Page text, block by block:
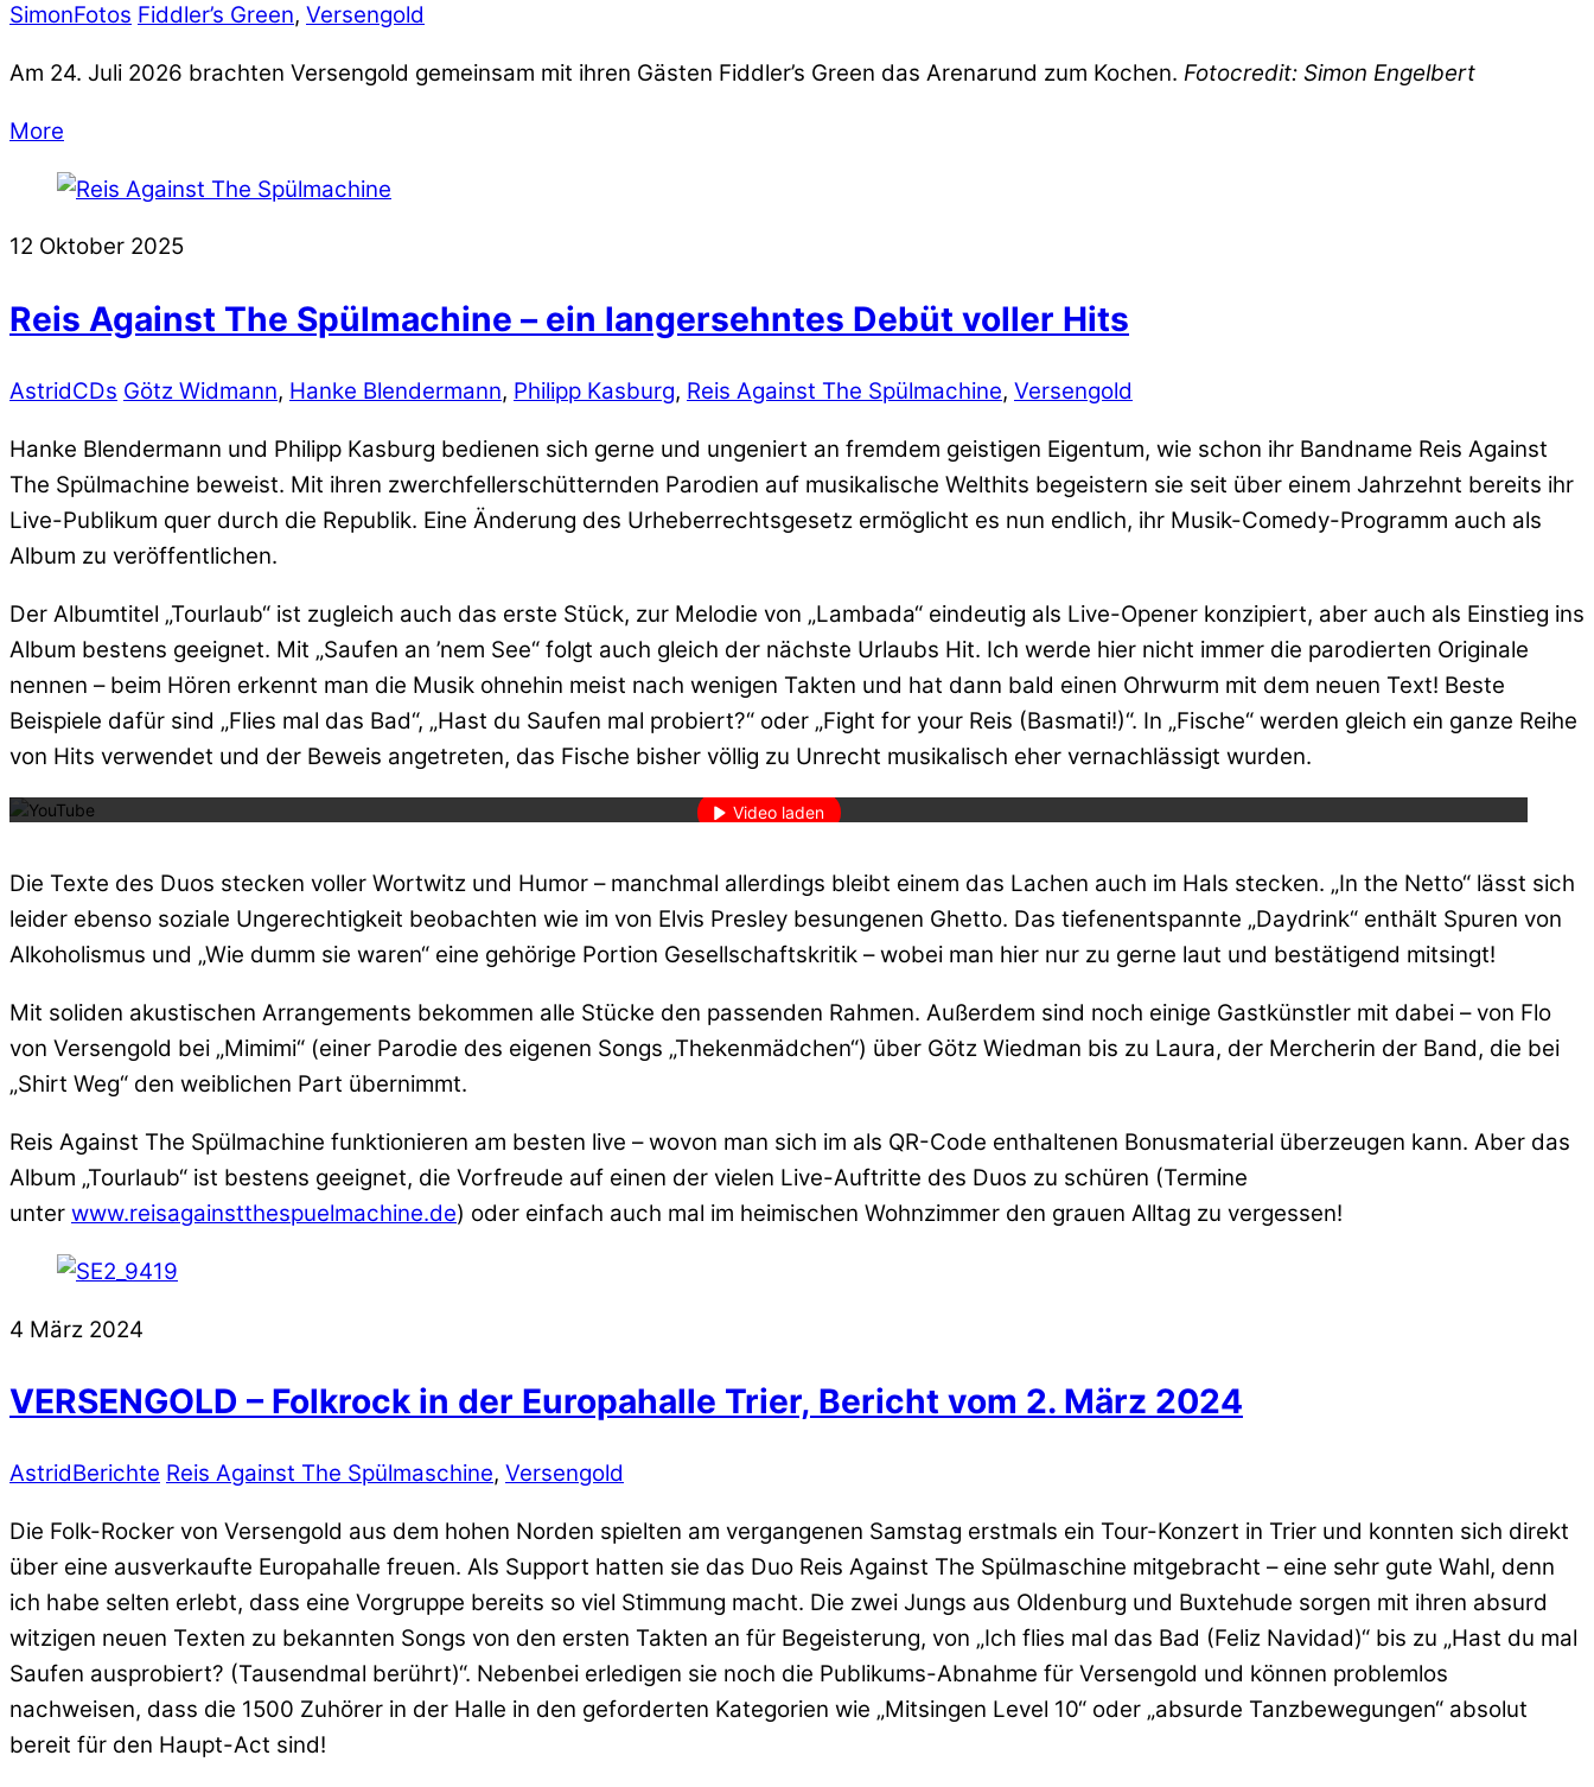
SimonFotos Fiddler’s Green, Versengold
Am 24. Juli 2026 brachten Versengold gemeinsam mit ihren Gästen Fiddler’s Green das Arenarund zum Kochen. Fotocredit: Simon Engelbert
More
12 Oktober 2025
Reis Against The Spülmachine – ein langersehntes Debüt voller Hits
AstridCDs Götz Widmann, Hanke Blendermann, Philipp Kasburg, Reis Against The Spülmachine, Versengold
Hanke Blendermann und Philipp Kasburg bedienen sich gerne und ungeniert an fremdem geistigen Eigentum, wie schon ihr Bandname Reis Against
The Spülmachine beweist. Mit ihren zwerchfellerschütternden Parodien auf musikalische Welthits begeistern sie seit über einem Jahrzehnt bereits ihr
Live-Publikum quer durch die Republik. Eine Änderung des Urheberrechtsgesetz ermöglicht es nun endlich, ihr Musik-Comedy-Programm auch als
Album zu veröffentlichen.
Der Albumtitel „Tourlaub“ ist zugleich auch das erste Stück, zur Melodie von „Lambada“ eindeutig als Live-Opener konzipiert, aber auch als Einstieg ins
Album bestens geeignet. Mit „Saufen an ’nem See“ folgt auch gleich der nächste Urlaubs Hit. Ich werde hier nicht immer die parodierten Originale
nennen – beim Hören erkennt man die Musik ohnehin meist nach wenigen Takten und hat dann bald einen Ohrwurm mit dem neuen Text! Beste
Beispiele dafür sind „Flies mal das Bad“, „Hast du Saufen mal probiert?“ oder „Fight for your Reis (Basmati!)“. In „Fische“ werden gleich ein ganze Reihe
von Hits verwendet und der Beweis angetreten, das Fische bisher völlig zu Unrecht musikalisch eher vernachlässigt wurden.
Mit dem Laden des Videos akzeptieren Sie die Datenschutzerklärung von YouTube.
Mehr erfahren
Video laden
Die Texte des Duos stecken voller Wortwitz und Humor – manchmal allerdings bleibt einem das Lachen auch im Hals stecken. „In the Netto“ lässt sich
leider ebenso soziale Ungerechtigkeit beobachten wie im von Elvis Presley besungenen Ghetto. Das tiefenentspannte „Daydrink“ enthält Spuren von
Alkoholismus und „Wie dumm sie waren“ eine gehörige Portion Gesellschaftskritik – wobei man hier nur zu gerne laut und bestätigend mitsingt!
Mit soliden akustischen Arrangements bekommen alle Stücke den passenden Rahmen. Außerdem sind noch einige Gastkünstler mit dabei – von Flo
von Versengold bei „Mimimi“ (einer Parodie des eigenen Songs „Thekenmädchen“) über Götz Wiedman bis zu Laura, der Mercherin der Band, die bei
„Shirt Weg“ den weiblichen Part übernimmt.
Reis Against The Spülmachine funktionieren am besten live – wovon man sich im als QR-Code enthaltenen Bonusmaterial überzeugen kann. Aber das
Album „Tourlaub“ ist bestens geeignet, die Vorfreude auf einen der vielen Live-Auftritte des Duos zu schüren (Termine
unter www.reisagainstthespuelmachine.de) oder einfach auch mal im heimischen Wohnzimmer den grauen Alltag zu vergessen!
4 März 2024
VERSENGOLD – Folkrock in der Europahalle Trier, Bericht vom 2. März 2024
AstridBerichte Reis Against The Spülmaschine, Versengold
Die Folk-Rocker von Versengold aus dem hohen Norden spielten am vergangenen Samstag erstmals ein Tour-Konzert in Trier und konnten sich direkt
über eine ausverkaufte Europahalle freuen. Als Support hatten sie das Duo Reis Against The Spülmaschine mitgebracht – eine sehr gute Wahl, denn
ich habe selten erlebt, dass eine Vorgruppe bereits so viel Stimmung macht. Die zwei Jungs aus Oldenburg und Buxtehude sorgen mit ihren absurd
witzigen neuen Texten zu bekannten Songs von den ersten Takten an für Begeisterung, von „Ich flies mal das Bad (Feliz Navidad)“ bis zu „Hast du mal
Saufen ausprobiert? (Tausendmal berührt)“. Nebenbei erledigen sie noch die Publikums-Abnahme für Versengold und können problemlos
nachweisen, dass die 1500 Zuhörer in der Halle in den geforderten Kategorien wie „Mitsingen Level 10“ oder „absurde Tanzbewegungen“ absolut
bereit für den Haupt-Act sind!